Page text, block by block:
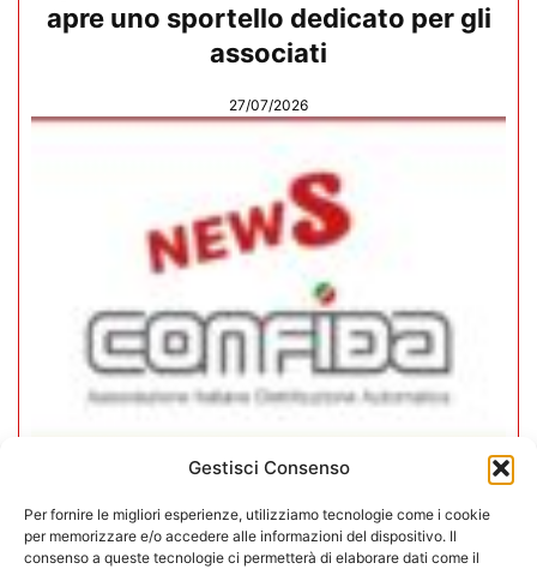
Gestisci Consenso
Per fornire le migliori esperienze, utilizziamo tecnologie come i cookie
per memorizzare e/o accedere alle informazioni del dispositivo. Il
consenso a queste tecnologie ci permetterà di elaborare dati come il
apre uno sportello dedicato per gli
associati
27/07/2026
associati